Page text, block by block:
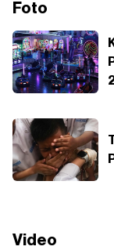
Foto
Video